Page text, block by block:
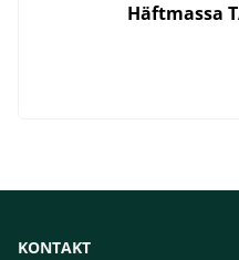
Häftmassa
KONTAKT